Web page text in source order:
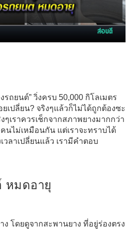
ถยนต์” วิ่งครบ 50,000 กิโลเมตร
เปลี่ยน? จริงๆแล้วก็ไม่ได้ถูกต้องซะ
ๆเราควรเช็กจากสภาพยางมากกว่า
นไม่เหมือนกัน แต่เราจะทราบได้
วลาเปลี่ยนแล้ว เรามีคำตอบ
หมดอายุ
โดยดูจากสะพานยาง ที่อยู่ร่องตรง